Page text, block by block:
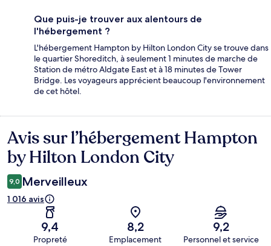
Que puis-je trouver aux alentours de
l'hébergement ?
L'hébergement Hampton by Hilton London City se trouve dans
le quartier Shoreditch, à seulement 1 minutes de marche de
Station de métro Aldgate East et à 18 minutes de Tower
Bridge. Les voyageurs apprécient beaucoup l'environnement
de cet hôtel.
Avis
Avis sur l’hébergement Hampton
by Hilton London City
9,0 Merveilleux
1 016 avis
9,4
Propreté
8,2
Emplacement
9,2
Personnel et service